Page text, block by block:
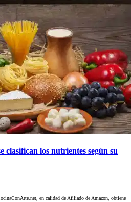
clasifican los nutrientes según su
en calidad de Afiliado de Amazon, obtiene